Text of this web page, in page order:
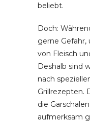
beliebt.
Doch:
gerne Gefahr,
von Fleisch
Deshalb sind
nach
Grillrezepten.
die
aufmerksam